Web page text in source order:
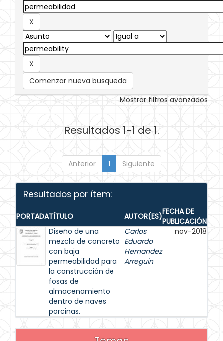
Comenzar nueva busqueda
Mostrar filtros avanzados
Resultados 1-1 de 1.
Anterior 1 Siguiente
Resultados por ítem:
PORTADATÍTULO AUTOR(ES)FECHA DE
PUBLICACIÓN
Diseño de una
mezcla de concreto
con baja
permeabilidad para
la construcción de
fosas de
almacenamiento
dentro de naves
porcinas.
Carlos
Eduardo
Hernandez
Arreguin
nov-2018